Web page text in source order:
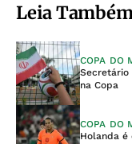
Leia
COPA DO
Secretário
na Copa
COPA DO
Holanda é